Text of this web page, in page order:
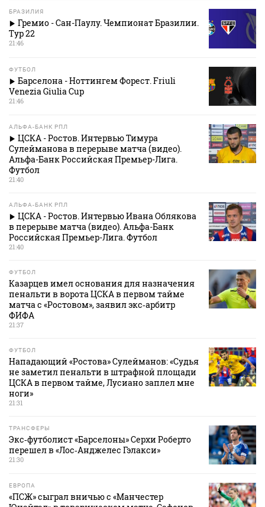
БРАЗИЛИЯ
Гремио - Сан-Паулу. Чемпионат Бразилии.
Тур 22
21:46
ФУТБОЛ
Барселона - Ноттингем Форест. Friuli
Venezia Giulia Cup
21:46
АЛЬФА-БАНК РПЛ
ЦСКА - Ростов. Интервью Тимура
Сулейманова в перерыве матча (видео).
Альфа-Банк Российская Премьер-Лига.
Футбол
21:40
АЛЬФА-БАНК РПЛ
ЦСКА - Ростов. Интервью Ивана Облякова
в перерыве матча (видео). Альфа-Банк
Российская Премьер-Лига. Футбол
21:40
ФУТБОЛ
Казарцев имел основания для назначения
пенальти в ворота ЦСКА в первом тайме
матча с «Ростовом», заявил экс‑арбитр
ФИФА
21:37
ФУТБОЛ
Нападающий «Ростова» Сулейманов: «Судья
не заметил пенальти в штрафной площади
ЦСКА в первом тайме, Лусиано заплел мне
ноги»
21:31
ТРАНСФЕРЫ
Экс‑футболист «Барселоны» Серхи Роберто
перешел в «Лос‑Анджелес Гэлакси»
21:30
ЕВРОПА
«ПСЖ» сыграл вничью с «Манчестер